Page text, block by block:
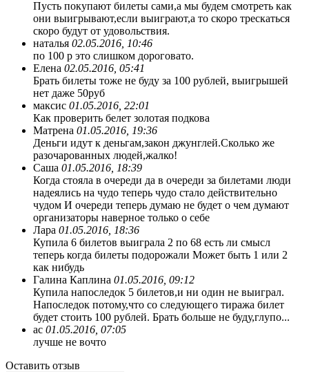
Пусть покупают билеты сами,а мы будем смотреть как
они выигрывают,если выиграют,а то скоро трескаться
скоро будут от удовольствия.
наталья 02.05.2016, 10:46
по 100 р это слишком дороговато.
Елена 02.05.2016, 05:41
Брать билеты тоже не буду за 100 рублей, выигрышей
нет даже 50руб
максис 01.05.2016, 22:01
Как проверить белет золотая подкова
Матрена 01.05.2016, 19:36
Деньги идут к деньгам,закон джунглей.Сколько же
разочарованных людей,жалко!
Саша 01.05.2016, 18:39
Когда стояла в очереди да в очереди за билетами люди
надеялись на чудо теперь чудо стало действительно
чудом И очереди теперь думаю не будет о чем думают
организаторы наверное только о себе
Лара 01.05.2016, 18:36
Купила 6 билетов выиграла 2 по 68 есть ли смысл
теперь когда билеты подорожали Может быть 1 или 2
как нибудь
Галина Каплина 01.05.2016, 09:12
Купила напоследок 5 билетов,и ни один не выиграл.
Напоследок потому,что со следующего тиража билет
будет стоить 100 рублей. Брать больше не буду,глупо...
ас 01.05.2016, 07:05
лучше не вочто
Оставить отзыв